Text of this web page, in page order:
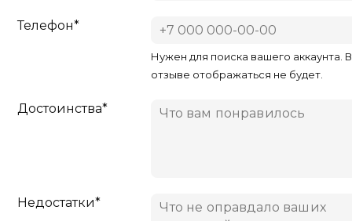
Телефон*
Нужен для поиска вашего аккаунта. В
отзыве отображаться не будет.
Достоинства*
Недостатки*